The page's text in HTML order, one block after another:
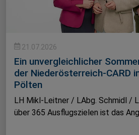
21.07.2026
Ein unvergleichlicher
der Niederösterreich-CARD
Pölten
LH Mikl-Leitner / LAbg. Schmidl /
über 365 Ausflugszielen ist das